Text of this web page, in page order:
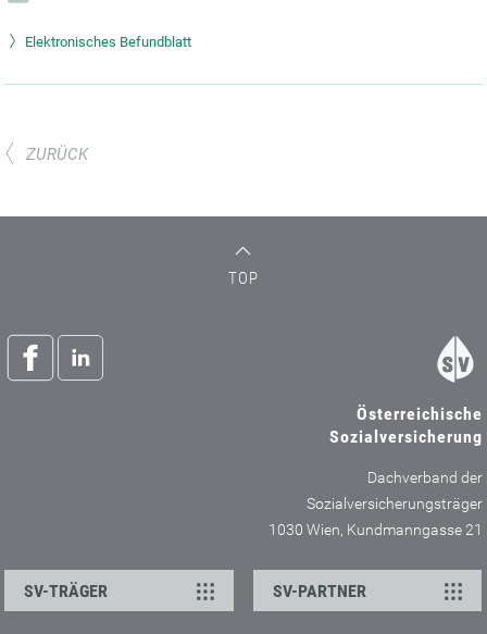
Elektronisches Befundblatt
ZURÜCK
TOP
Österreichische
Sozialversicherung
Dachverband der
Sozialversicherungsträger
1030 Wien, Kundmanngasse 21
SV-TRÄGER SV-PARTNER